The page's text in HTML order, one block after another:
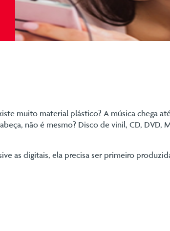
muito material plástico? A música chega
não é mesmo? Disco de vinil, CD, DVD,
as digitais, ela precisa ser primeiro